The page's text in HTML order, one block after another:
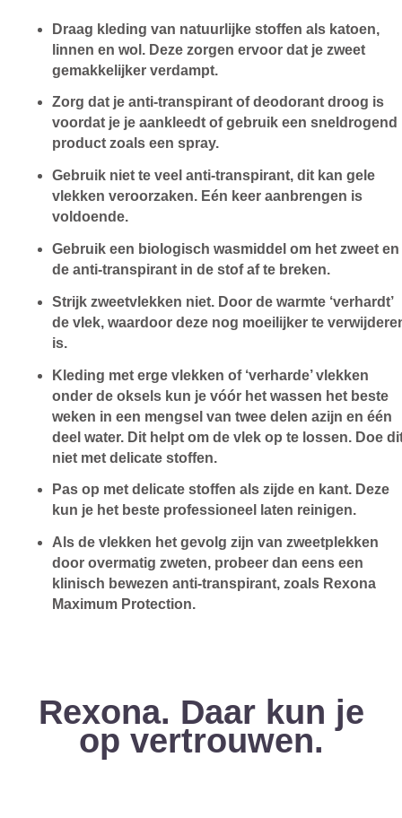
Draag kleding van natuurlijke stoffen als katoen,
linnen en wol. Deze zorgen ervoor dat je zweet
gemakkelijker verdampt.
Zorg dat je anti-transpirant of deodorant droog is
voordat je je aankleedt of gebruik een sneldrogend
product zoals een spray.
Gebruik niet te veel anti-transpirant, dit kan gele
vlekken veroorzaken. Eén keer aanbrengen is
voldoende.
Gebruik een biologisch wasmiddel om het zweet en
de anti-transpirant in de stof af te breken.
Strijk zweetvlekken niet. Door de warmte ‘verhardt’
de vlek, waardoor deze nog moeilijker te
is.
Kleding met erge vlekken of ‘verharde’ vlekken
onder de oksels kun je vóór het wassen het beste
weken in een mengsel van twee delen azijn en één
deel water. Dit helpt om de vlek op te lossen. Doe
niet met delicate stoffen.
Pas op met delicate stoffen als zijde en kant. Deze
kun je het beste professioneel laten reinigen.
Als de vlekken het gevolg zijn van zweetplekken
door overmatig zweten, probeer dan eens een
klinisch bewezen anti-transpirant, zoals Rexona
Maximum Protection.
Rexona. Daar kun je
op vertrouwen.